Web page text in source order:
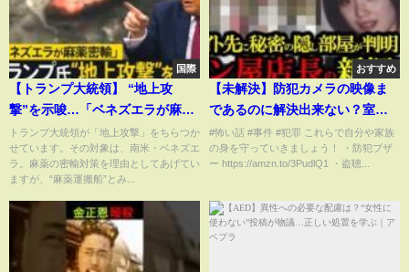
国際
【トランプ大統領】 “地上攻
撃”を示唆…「ベネズエラが麻薬
密輸」 背景に“中国の影”も 米
国の“攻撃”現実性は？
【news23】｜TBS NEWS DIG
トランプ大統領が「地上攻撃」をちらつか
せています。その対象は、南米・ベネズエ
ラ。麻薬の密輸対策を理由としてあげてい
ますが、“麻薬運搬船”とみ...
おすすめ
【未解決】防犯カメラの映像ま
であるのに解決出来ない？室蘭
女子高生事件の真相とパン屋店
長の新たな疑惑が...
#怖い話 #事件 #犯罪 これらで自分や家族
の身を守っていきましょう！ ・防犯ブザ
ー https://amzn.to/3PudlQ1 ・盗聴...